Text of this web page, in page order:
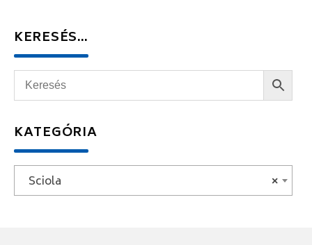
KERESÉS…
KATEGÓRIA
×
Sciola